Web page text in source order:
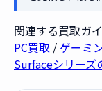
関連する買取ガ
PC買取 / ゲーミ
Surfaceシリーズ